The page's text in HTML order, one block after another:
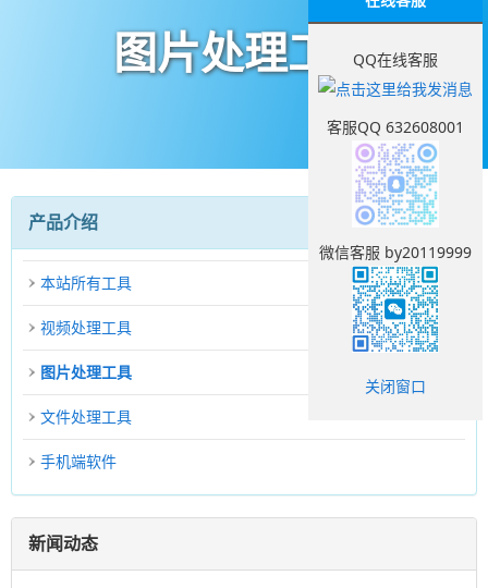
图片处理工具
产品介绍
本站所有工具
视频处理工具
图片处理工具
文件处理工具
手机端软件
新闻动态
QQ在线客服
客服QQ 632608001
微信客服 by20119999
关闭窗口